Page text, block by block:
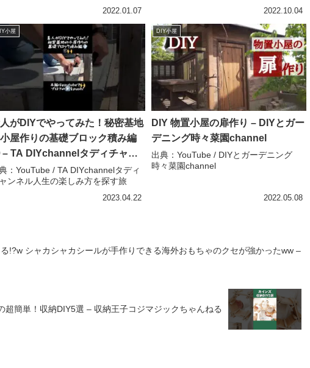
2022.01.07 2022.10.04
小屋
がDIYでやってみた！秘密基地
屋作りの基礎ブロック積み編
TA DIYchannelタディチャン
人生の楽しみ方を探す旅
：YouTube / TA DIYchannelタディ
ンネル人生の楽しみ方を探す旅
2023.04.22
DIY小屋
DIY 物置小屋の扉作り – DIYとガー
デニング時々菜園channel
出典：YouTube / DIYとガーデニング
時々菜園channel
2022.05.08
る!?w シャカシャカシールが手作りできる海外おもちゃのクセが強かったww –
超簡単！収納DIY5選 – 収納王子コジマジックちゃんねる